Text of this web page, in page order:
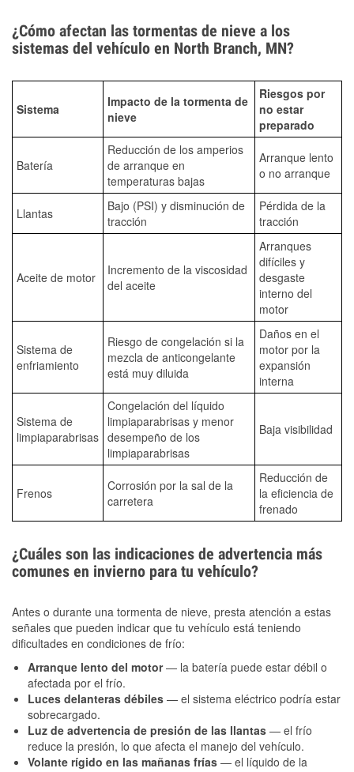
¿Cómo afectan las tormentas de nieve a los
sistemas del vehículo en North Branch, MN?
Sistema
Impacto de la tormenta de
nieve
Riesgos por
no estar
preparado
Batería
Reducción de los amperios
de arranque en
temperaturas bajas
Arranque lento
o no arranque
Llantas
Bajo (PSI) y disminución de
tracción
Pérdida de la
tracción
Aceite de motor
Incremento de la viscosidad
del aceite
Arranques
difíciles y
desgaste
interno del
motor
Sistema de
enfriamiento
Riesgo de congelación si la
mezcla de anticongelante
está muy diluida
Daños en el
motor por la
expansión
interna
Sistema de
limpiaparabrisas
Congelación del líquido
limpiaparabrisas y menor
desempeño de los
limpiaparabrisas
Baja visibilidad
Frenos
Corrosión por la sal de la
carretera
Reducción de
la eficiencia de
frenado
¿Cuáles son las indicaciones de advertencia más
comunes en invierno para tu vehículo?
Antes o durante una tormenta de nieve, presta atención a estas
señales que pueden indicar que tu vehículo está teniendo
dificultades en condiciones de frío:
Arranque lento del motor— la batería puede estar débil o
afectada por el frío.
Luces delanteras débiles — el sistema eléctrico podría estar
sobrecargado.
Luz de advertencia de presión de las llantas — el frío
reduce la presión, lo que afecta el manejo del vehículo.
Volante rígido en las mañanas frías — el líquido de la